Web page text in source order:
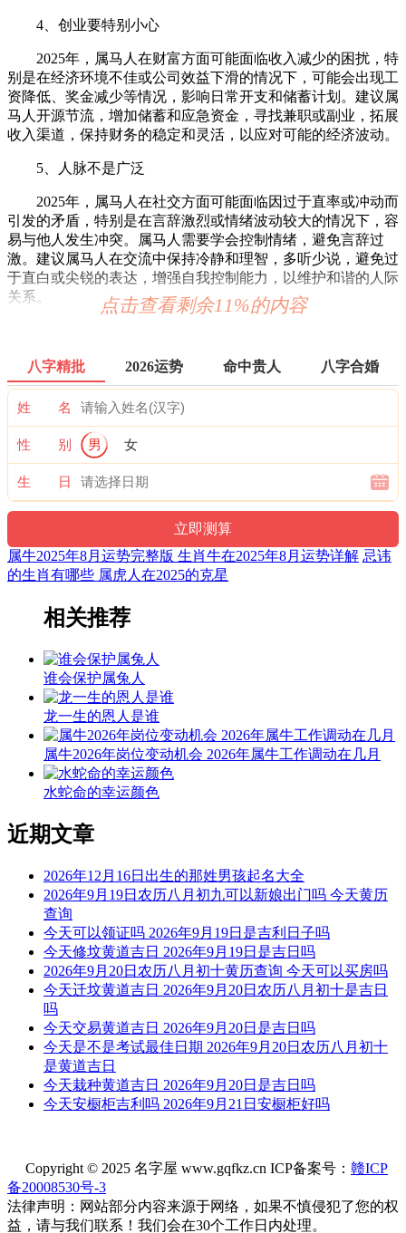
4、创业要特别小心
2025年，属马人在财富方面可能面临收入减少的困扰，特
别是在经济环境不佳或公司效益下滑的情况下，可能会出现工
资降低、奖金减少等情况，影响日常开支和储蓄计划。建议属
马人开源节流，增加储蓄和应急资金，寻找兼职或副业，拓展
收入渠道，保持财务的稳定和灵活，以应对可能的经济波动。
5、人脉不是广泛
2025年，属马人在社交方面可能面临因过于直率或冲动而
引发的矛盾，特别是在言辞激烈或情绪波动较大的情况下，容
易与他人发生冲突。属马人需要学会控制情绪，避免言辞过
激。建议属马人在交流中保持冷静和理智，多听少说，避免过
于直白或尖锐的表达，增强自我控制能力，以维护和谐的人际
关系。
2025年，属马人在家庭方面可能面临因忙于工作而忽视家
庭的困扰，特别是在事业繁忙时，容易忽视家人的需求和感
受。属马人需要学会平衡工作和家庭时间，避免因事业而影响
人，参与家庭活动，增强家庭成员间的互动和交流，以维护家
点击查看剩余11%的内容
八字精批 2026运势 命中贵人 八字合婚
姓 名
性 别 男 女
生 日
属牛2025年8月运势完整版 生肖牛在2025年8月运势详解 忌讳
的生肖有哪些 属虎人在2025的克星
相关推荐
谁会保护属兔人
龙一生的恩人是谁
属牛2026年岗位变动机会 2026年属牛工作调动在几月
水蛇命的幸运颜色
近期文章
2026年12月16日出生的那姓男孩起名大全
2026年9月19日农历八月初九可以新娘出门吗 今天黄历
查询
今天可以领证吗 2026年9月19日是吉利日子吗
今天修坟黄道吉日 2026年9月19日是吉日吗
2026年9月20日农历八月初十黄历查询 今天可以买房吗
今天迁坟黄道吉日 2026年9月20日农历八月初十是吉日
吗
今天交易黄道吉日 2026年9月20日是吉日吗
今天是不是考试最佳日期 2026年9月20日农历八月初十
是黄道吉日
今天栽种黄道吉日 2026年9月20日是吉日吗
今天安橱柜吉利吗 2026年9月21日安橱柜好吗
Copyright © 2025 名字屋 www.gqfkz.cn ICP备案号： 赣ICP
备20008530号-3
法律声明：网站部分内容来源于网络，如果不慎侵犯了您的权
益，请与我们联系！我们会在30个工作日内处理。